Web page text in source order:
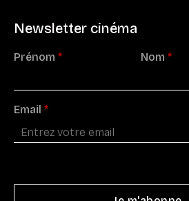
Newsletter cinéma
Prénom * Nom *
Email *